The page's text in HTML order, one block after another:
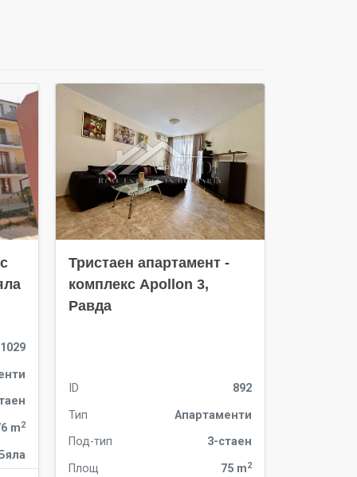
1029
m2
Тристаен апартамент -
комплекс Apollon 3,
Равда
ID
892
Тип
Апартаменти
Под-тип
3-стаен
Площ
75 m2